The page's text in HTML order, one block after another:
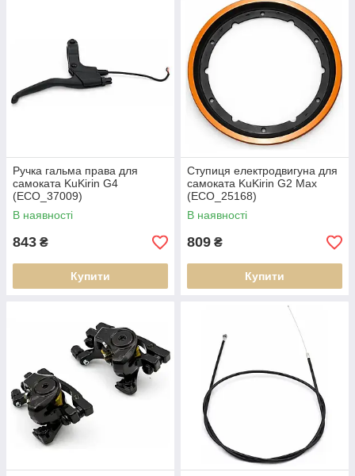
Ручка гальма права для
самоката KuKirin G4
(ECO_37009)
В наявності
843 ₴
Купити
Ступиця електродвигуна для
самоката KuKirin G2 Max
(ECO_25168)
В наявності
809 ₴
Купити